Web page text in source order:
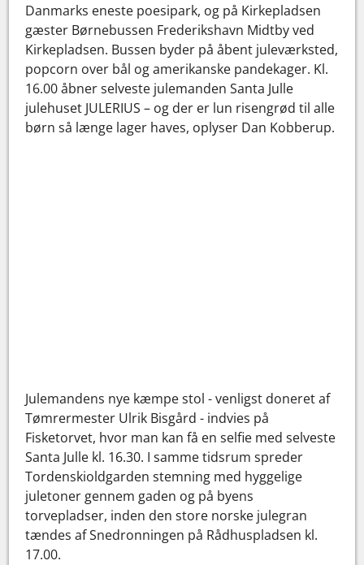
Danmarks eneste poesipark, og på Kirkepladsen
gæster Børnebussen Frederikshavn Midtby ved
Kirkepladsen. Bussen byder på åbent juleværksted,
popcorn over bål og amerikanske pandekager. Kl.
16.00 åbner selveste julemanden Santa Julle
julehuset JULERIUS – og der er lun risengrød til alle
børn så længe lager haves, oplyser Dan Kobberup.
Julemandens nye kæmpe stol - venligst doneret af
Tømrermester Ulrik Bisgård - indvies på
Fisketorvet, hvor man kan få en selfie med selveste
Santa Julle kl. 16.30. I samme tidsrum spreder
Tordenskioldgarden stemning med hyggelige
juletoner gennem gaden og på byens
torvepladser, inden den store norske julegran
tændes af Snedronningen på Rådhuspladsen kl.
17.00.